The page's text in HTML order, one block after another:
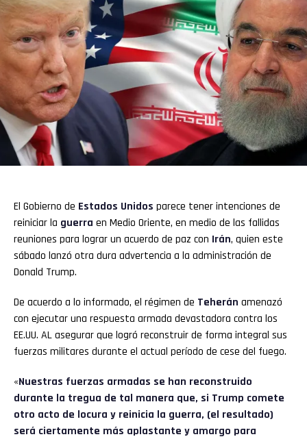
El Gobierno de Estados Unidos parece tener intenciones de
reiniciar la guerra en Medio Oriente, en medio de las fallidas
reuniones para lograr un acuerdo de paz con Irán, quien este
sábado lanzó otra dura advertencia a la administración de
Donald Trump.
De acuerdo a lo informado, el régimen de Teherán amenazó
con ejecutar una respuesta armada devastadora contra los
EE.UU. AL asegurar que logró reconstruir de forma integral sus
fuerzas militares durante el actual período de cese del fuego.
«Nuestras fuerzas armadas se han reconstruido
durante la tregua de tal manera que, si Trump comete
otro acto de locura y reinicia la guerra, (el resultado)
será ciertamente más aplastante y amargo para